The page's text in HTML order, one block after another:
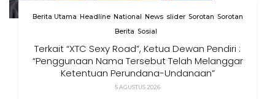
Berita Utama Headline National News slider Sorotan Sorotan
Berita Sosial
Terkait “XTC Sexy Road”, Ketua Dewan Pendiri :
“Penggunaan Nama Tersebut Telah Melanggar
Ketentuan Perundang-Undangan”
5 AGUSTUS 2026